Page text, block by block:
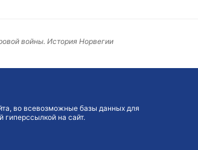
войны. История Норвегии
во всевозможные базы данных для
на сайт.